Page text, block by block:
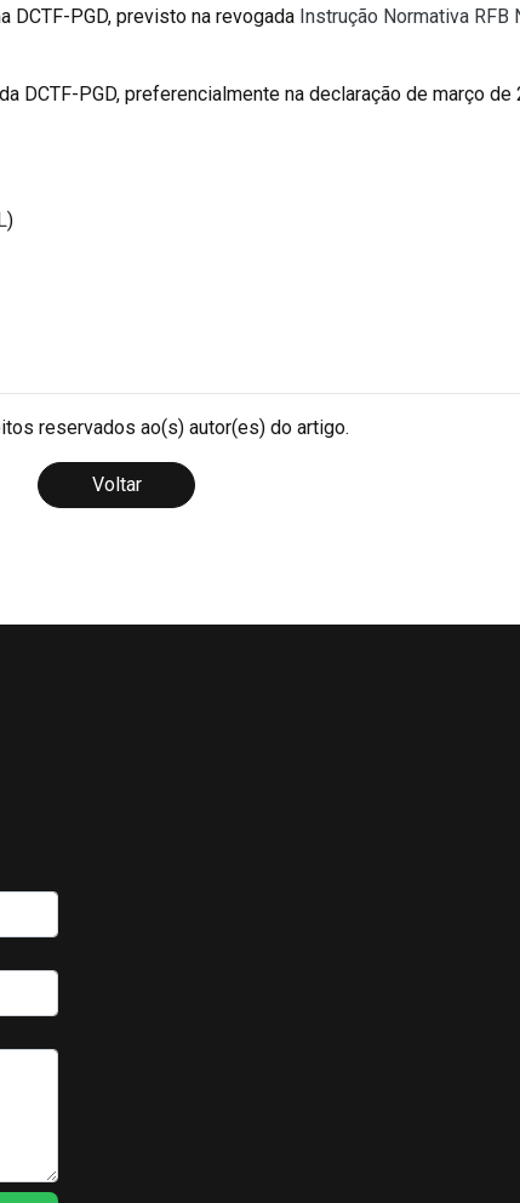
PGD, previsto na revogada Instrução Normativa
PGD, preferencialmente na declaração de março de
)
reservados ao(s) autor(es) do artigo.
Voltar